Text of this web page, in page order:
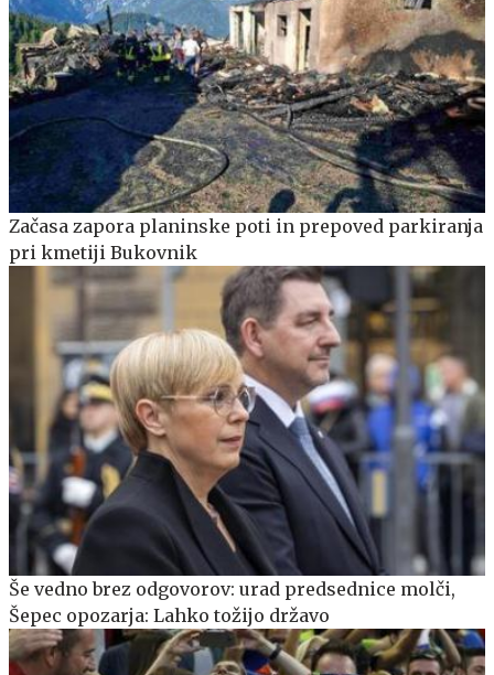
Začasa zapora planinske poti in prepoved parkiranja
pri kmetiji Bukovnik
Še vedno brez odgovorov: urad predsednice molči,
Šepec opozarja: Lahko tožijo državo